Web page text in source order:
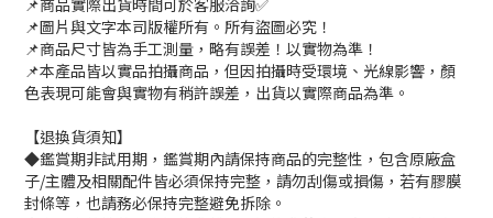
📌商品實際出貨時間可於客服洽詢✅
📌圖片與文字本司版權所有。所有盜圖必究！
📌商品尺寸皆為手工測量，略有誤差！以實物為準！
📌本產品皆以實品拍攝商品，但因拍攝時受環境、光線影響，顏
色表現可能會與實物有稍許誤差，出貨以實際商品為準。
【退換貨須知】
◆鑑賞期非試用期，鑑賞期內請保持商品的完整性，包含原廠盒
子/主體及相關配件皆必須保持完整，請勿刮傷或損傷，若有膠膜
封條等，也請務必保持完整避免拆除。